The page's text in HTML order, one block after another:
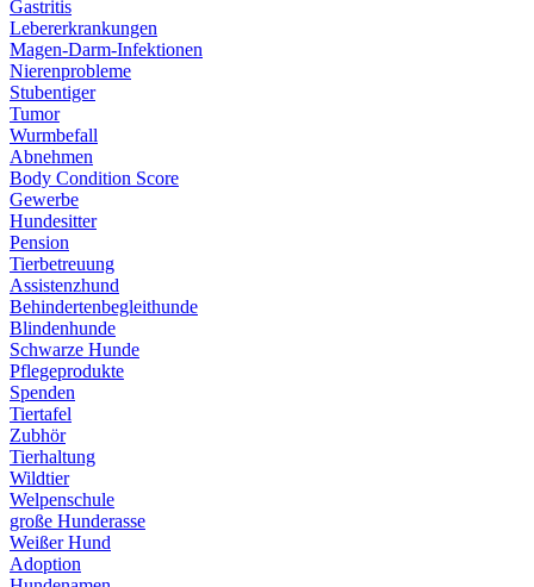
Gastritis
Lebererkrankungen
Magen-Darm-Infektionen
Nierenprobleme
Stubentiger
Tumor
Wurmbefall
Abnehmen
Body Condition Score
Gewerbe
Hundesitter
Pension
Tierbetreuung
Assistenzhund
Behindertenbegleithunde
Blindenhunde
Schwarze Hunde
Pflegeprodukte
Spenden
Tiertafel
Zubhör
Tierhaltung
Wildtier
Welpenschule
große Hunderasse
Weißer Hund
Adoption